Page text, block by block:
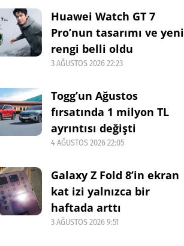
Huawei Watch GT 7
Pro’nun tasarımı ve yeni
rengi belli oldu
3 AĞUSTOS 2026 22:23
Togg’un Ağustos
fırsatında 1 milyon TL
ayrıntısı değişti
4 AĞUSTOS 2026 22:05
Galaxy Z Fold 8’in ekran
kat izi yalnızca bir
haftada arttı
3 AĞUSTOS 2026 9:51